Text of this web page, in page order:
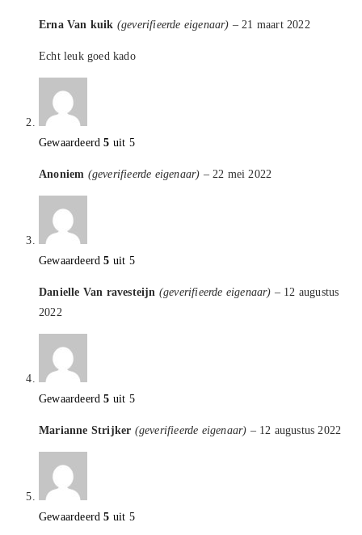
Erna Van kuik (geverifieerde eigenaar) – 21 maart 2022
Echt leuk goed kado
Gewaardeerd5 uit 5
Anoniem (geverifieerde eigenaar) – 22 mei 2022
Gewaardeerd5 uit 5
Danielle Van ravesteijn (geverifieerde eigenaar) – 12 augustus
2022
Gewaardeerd5 uit 5
Marianne Strijker (geverifieerde eigenaar) – 12 augustus 2022
Gewaardeerd5 uit 5